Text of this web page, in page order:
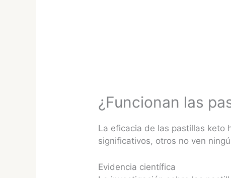
¿Funcionan las
La eficacia de las pastillas keto
significativos, otros no ven
Evidencia científica